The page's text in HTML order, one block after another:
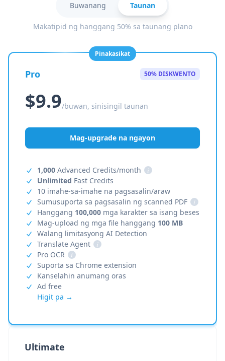
Buwanang Taunan
Makatipid ng hanggang 50% sa taunang plano
Pinakasikat
Pro 50% DISKWENTO
$9.9/buwan, sinisingil taunan
Mag-upgrade na ngayon
1,000 Advanced Credits/month
i
Unlimited Fast Credits
10 imahe-sa-imahe na pagsasalin/araw
Sumusuporta sa pagsasalin ng scanned PDF
i
Hanggang 100,000 mga karakter sa isang beses
Mag-upload ng mga file hanggang 100 MB
Walang limitasyong AI Detection
Translate Agent
i
Pro OCR
i
Suporta sa Chrome extension
Kanselahin anumang oras
Ad free
Higit pa →
Ultimate